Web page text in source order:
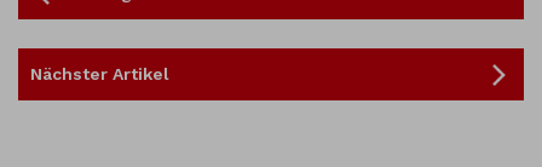
Nächster Artikel